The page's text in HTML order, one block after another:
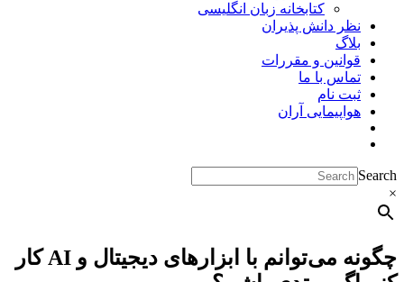
کتابخانه زبان انگلیسی
نظر دانش پذیران
بلاگ
قوانین و مقررات
تماس با ما
ثبت نام
هواپیمایی آران
Search
×
چگونه می‌توانم با ابزارهای دیجیتال و AI کار